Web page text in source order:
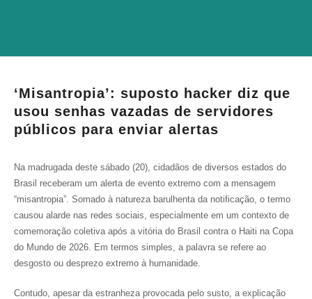
‘Misantropia’: suposto hacker diz que
usou senhas vazadas de servidores
públicos para enviar alertas
Na madrugada deste sábado (20), cidadãos de diversos estados do
Brasil receberam um alerta de evento extremo com a mensagem
“misantropia”. Somado à natureza barulhenta da notificação, o termo
causou alarde nas redes sociais, especialmente em um contexto de
comemoração coletiva após a vitória do Brasil contra o Haiti na Copa
do Mundo de 2026. Em termos simples, a palavra se refere ao
desgosto ou desprezo extremo à humanidade.
Contudo, apesar da estranheza provocada pelo susto, a explicação